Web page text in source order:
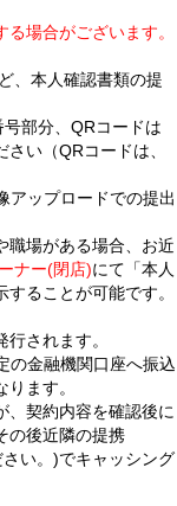
場合がございます。
、本人確認書類の提
部分、QRコードは
い（QRコードは、
アップロードでの提出
職場がある場合、お近
ナー(閉店)にて「本人
ることが可能です。
されます。
の金融機関口座へ振込
ます。
、契約内容を確認後に
の後近隣の提携
い。)でキャッシング